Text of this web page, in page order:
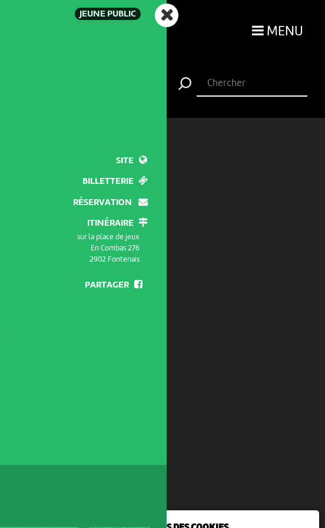
MENU
JEUNE PUBLIC
SITE
BILLETTERIE
RÉSERVATION
ITINÉRAIRE
sur la place de jeux
En Combas 276
2902 Fontenais
PARTAGER